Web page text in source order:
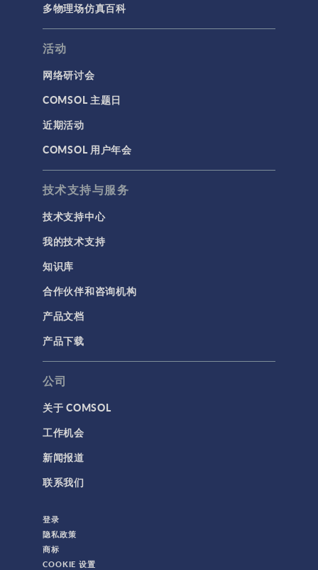
多物理场仿真百科
活动
网络研讨会
COMSOL 主题日
近期活动
COMSOL 用户年会
技术支持与服务
技术支持中心
我的技术支持
知识库
合作伙伴和咨询机构
产品文档
产品下载
公司
关于 COMSOL
工作机会
新闻报道
联系我们
登录
隐私政策
商标
COOKIE 设置